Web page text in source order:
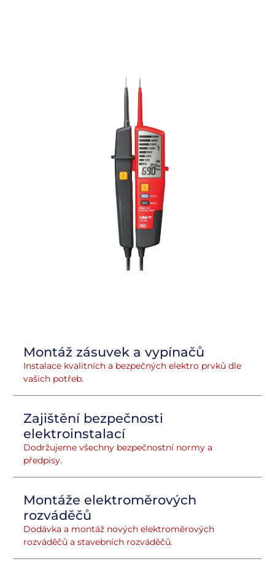
Montáž zásuvek a vypínačů
Instalace kvalitních a bezpečných elektro prvků dle
vašich potřeb.
Zajištění bezpečnosti
elektroinstalací
Dodržujeme všechny bezpečnostní normy a
předpisy.
Montáže elektroměrových
rozváděčů
Dodávka a montáž nových elektroměrových
rozváděčů a stavebních rozváděčů.